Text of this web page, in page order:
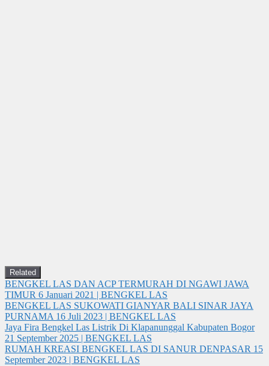
Related
BENGKEL LAS DAN ACP TERMURAH DI NGAWI JAWA
TIMUR 6 Januari 2021 | BENGKEL LAS
BENGKEL LAS SUKOWATI GIANYAR BALI SINAR JAYA
PURNAMA 16 Juli 2023 | BENGKEL LAS
Jaya Fira Bengkel Las Listrik Di Klapanunggal Kabupaten Bogor
21 September 2025 | BENGKEL LAS
RUMAH KREASI BENGKEL LAS DI SANUR DENPASAR 15
September 2023 | BENGKEL LAS